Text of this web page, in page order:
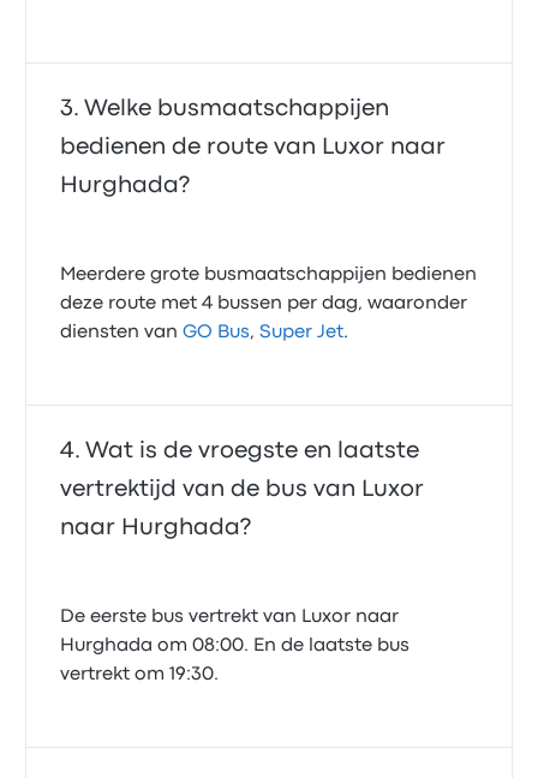
Welke busmaatschappijen
bedienen de route van Luxor naar
Hurghada?
Meerdere grote busmaatschappijen bedienen
deze route met 4 bussen per dag, waaronder
diensten vanGO Bus,Super Jet.
Wat is de vroegste en laatste
vertrektijd van de bus van Luxor
naar Hurghada?
De eerste bus vertrekt van Luxor naar
Hurghada om 08:00. En de laatste bus
vertrekt om 19:30.